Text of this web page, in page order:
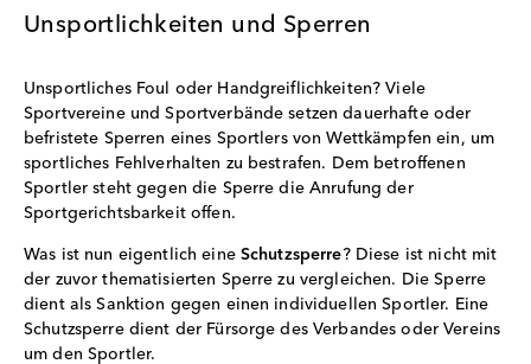
Unsportlichkeiten und Sperren
Unsportliches Foul oder Handgreiflichkeiten? Viele
Sportvereine und Sportverbände setzen dauerhafte oder
befristete Sperren eines Sportlers von Wettkämpfen ein, um
sportliches Fehlverhalten zu bestrafen. Dem betroffenen
Sportler steht gegen die Sperre die Anrufung der
Sportgerichtsbarkeit offen.
Was ist nun eigentlich eine Schutzsperre? Diese ist nicht mit
der zuvor thematisierten Sperre zu vergleichen. Die Sperre
dient als Sanktion gegen einen individuellen Sportler. Eine
Schutzsperre dient der Fürsorge des Verbandes oder Vereins
um den Sportler.